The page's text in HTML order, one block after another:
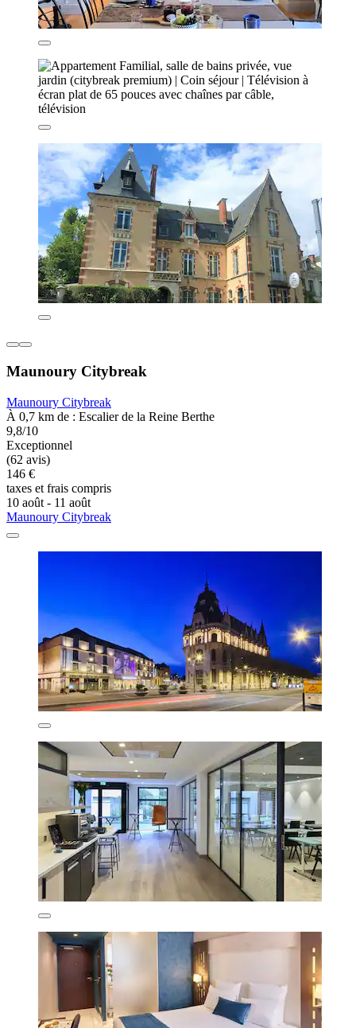
Maunoury Citybreak
Maunoury Citybreak
À 0,7 km de : Escalier de la Reine Berthe
9,8/10
Exceptionnel
(62 avis)
146 €
taxes et frais compris
10 août - 11 août
Maunoury Citybreak